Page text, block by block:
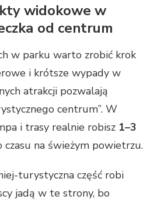
widokowe w
od centrum
w parku warto zrobić krok
i krótsze wypady w
atrakcji pozwalają
centrum”. W
i trasy realnie robisz 1–3
czasu na świeżym powietrzu.
turystyczna część robi
jadą w te strony, bo